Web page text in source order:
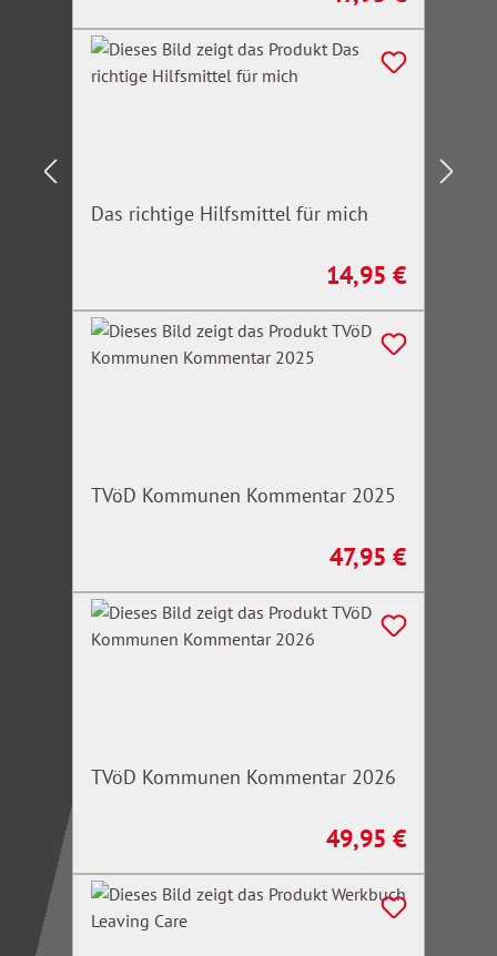
Das richtige Hilfsmittel für mich
Regulärer Preis:
14,95 €
TVöD Kommunen Kommentar 2025
Regulärer Preis:
47,95 €
TVöD Kommunen Kommentar 2026
Regulärer Preis:
49,95 €